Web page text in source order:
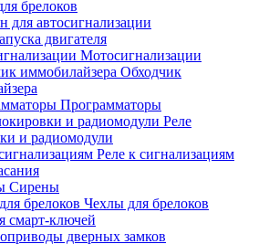
брелоков
для автосигнализации
двигателя
Мотосигнализации
Обходчик
Программаторы
Реле
и радиомодули
Реле к сигнализациям
Сирены
Чехлы для брелоков
смарт-ключей